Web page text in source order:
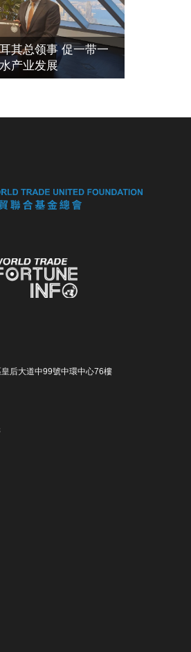
其总领事 促一带一
产业发展
后大道中99號中環中心76樓